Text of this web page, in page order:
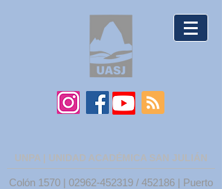
UNPA | UNIDAD ACADÉMICA SAN JULIÁN
Colón 1570 | 02962-452319 / 452186 | Puerto